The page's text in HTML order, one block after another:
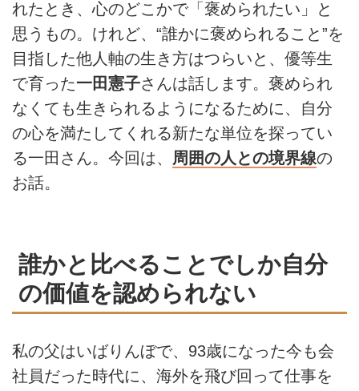
れたとき、心のどこかで「褒められたい」と
思うもの。けれど、“誰かに褒められること”を
目指した他人軸の生き方はつらいと、優等生
で育った一田憲子さんは話します。褒められ
なくても生きられるようになるために、自分
の心を満たしてくれる新たな単位を探ってい
る一田さん。今回は、 周囲の人との境界線の
お話。
誰かと比べることでしか自分
の価値を認められない
私の父はいばりんぼで、93歳になった今も会
社員だった時代に、海外を飛び回って仕事を